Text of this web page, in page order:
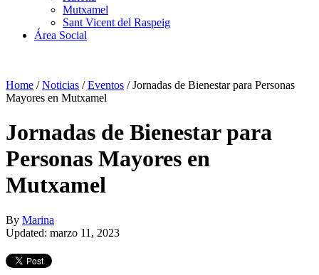
Mutxamel
Sant Vicent del Raspeig
Área Social
Home /Noticias /Eventos /Jornadas de Bienestar para Personas
Mayores en Mutxamel
Jornadas de Bienestar para
Personas Mayores en
Mutxamel
By Marina
Updated: marzo 11, 2023